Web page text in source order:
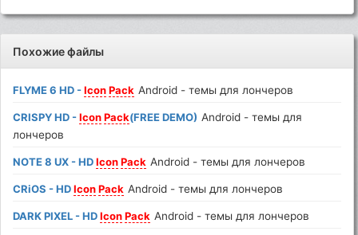
Похожие файлы
FLYME 6 HD -Icon Pack Android - темы для лончеров
CRISPY HD -Icon Pack(FREE DEMO) Android - темы для
лончеров
NOTE 8 UX - HDIcon Pack Android - темы для лончеров
CRiOS - HDIcon Pack Android - темы для лончеров
DARK PIXEL - HDIcon Pack Android - темы для лончеров